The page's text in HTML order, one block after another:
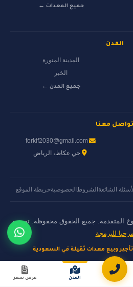
جميع المعدات ←
المدن
المدينة المنورة
الخبر
جميع المدن ←
تواصل معنا
forkif2030@gmail.com
حي عكاظ، الرياض
الشائعةالشروط الخصوصيةخريطة الموقع
مرحبا للبرمجة
وبيع معدات ثقيلة في السعودية
المدن عرض سعر